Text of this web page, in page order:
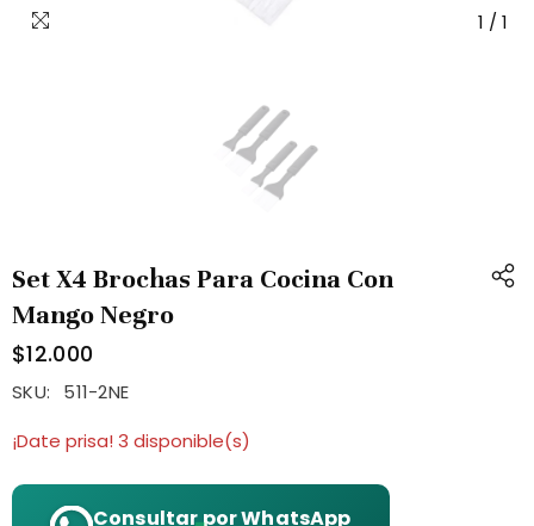
1 / 1
Set X4 Brochas Para Cocina Con
Mango Negro
$12.000
SKU:
511-2NE
¡Date prisa! 3 disponible(s)
Consultar por WhatsApp